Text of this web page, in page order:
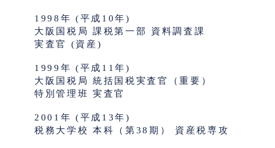
1998年 (平成10年)
大阪国税局 課税第一部 資料調査課
実査官 (資産)
1999年 (平成11年)
大阪国税局 統括国税実査官（重要）
特別管理班 実査官
2001年 (平成13年)
税務大学校 本科（第38期） 資産税専攻